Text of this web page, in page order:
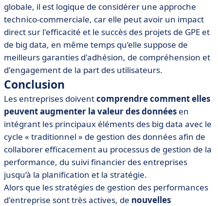
globale, il est logique de considérer une approche
technico-commerciale, car elle peut avoir un impact
direct sur l'efficacité et le succès des projets de GPE et
de big data, en même temps qu’elle suppose de
meilleurs garanties d'adhésion, de compréhension et
d'engagement de la part des utilisateurs.
Conclusion
Les entreprises doiventcomprendre comment elles
peuvent augmenter la valeur des données en
intégrant les principaux éléments des big data avec le
cycle « traditionnel » de gestion des données afin de
collaborer efficacement au processus de gestion de la
performance, du suivi financier des entreprises
jusqu’à la planification et la stratégie.
Alors que les stratégies de gestion des performances
d'entreprise sont très actives, de nouvelles